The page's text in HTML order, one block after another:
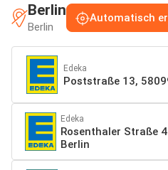
Berlin
Berlin
Automatisch
Edeka
Poststraße 13,
Edeka
Rosenthaler Straße
Berlin